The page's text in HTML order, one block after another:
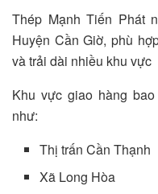
Thép Mạnh Tiến Phát
Huyện Cần Giờ, phù
và trải dài nhiều khu vực
Khu vực giao hàng
như:
Thị trấn Cần Thạnh
Xã Long Hòa